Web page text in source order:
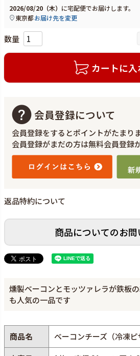
2026/08/20（木） に宅配便でお届けします。
東京都お届け先を変更
カートに入
会員登録について
会員登録をするとポイントがたまり
会員登録がまだの方は無料会員登録
返品特約について
商品についてのお
燻製ベーコンとモッツァレラが鉄板
も人気の一品です
商品名 ベーコンチーズ（冷凍ピ